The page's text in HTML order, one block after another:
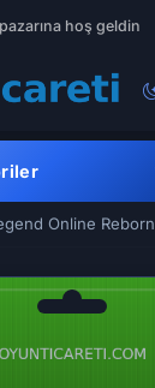
hoş geldin
Online Reborn